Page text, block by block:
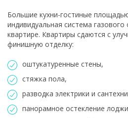
Большие кухни-гостиные
индивидуальная система
квартире. Квартиры сдаются с
финишную отделку:
оштукатуренные стены,
стяжка пола,
разводка электрики и
панорамное остекление